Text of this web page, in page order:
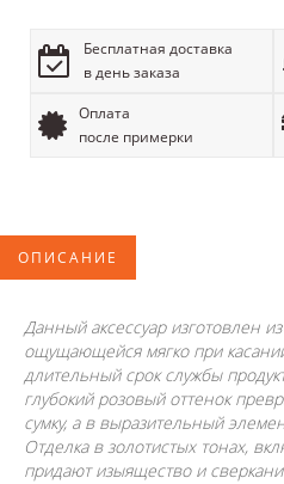
Бесплатная доставка
в день заказа
Оплата
после примерки
ОПИСАНИЕ
Данный аксессуар изготовлен
ощущающейся мягко при
длительный срок службы
глубокий розовый оттенок
сумку, а в выразительный
Отделка в золотистых тонах,
придают изыящество и